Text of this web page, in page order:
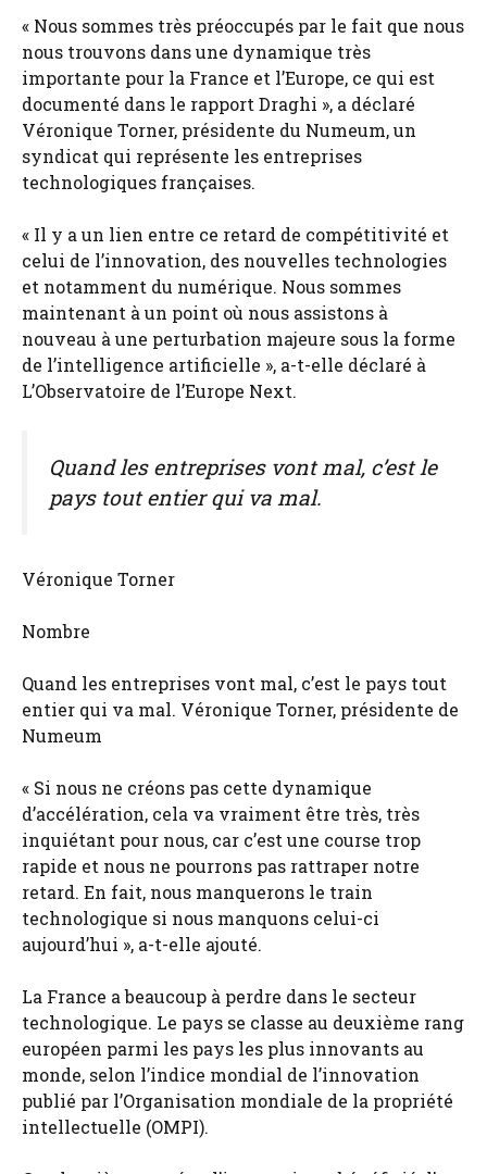
« Nous sommes très préoccupés par le fait que nous
nous trouvons dans une dynamique très
importante pour la France et l’Europe, ce qui est
documenté dans le rapport Draghi », a déclaré
Véronique Torner, présidente du Numeum, un
syndicat qui représente les entreprises
technologiques françaises.
« Il y a un lien entre ce retard de compétitivité et
celui de l’innovation, des nouvelles technologies
et notamment du numérique. Nous sommes
maintenant à un point où nous assistons à
nouveau à une perturbation majeure sous la forme
de l’intelligence artificielle », a-t-elle déclaré à
L’Observatoire de l’Europe Next.
Quand les entreprises vont mal, c’est le
pays tout entier qui va mal.
Véronique Torner
Nombre
Quand les entreprises vont mal, c’est le pays tout
entier qui va mal. Véronique Torner, présidente de
Numeum
« Si nous ne créons pas cette dynamique
d’accélération, cela va vraiment être très, très
inquiétant pour nous, car c’est une course trop
rapide et nous ne pourrons pas rattraper notre
retard. En fait, nous manquerons le train
technologique si nous manquons celui-ci
aujourd’hui », a-t-elle ajouté.
La France a beaucoup à perdre dans le secteur
technologique. Le pays se classe au deuxième rang
européen parmi les pays les plus innovants au
monde, selon l’indice mondial de l’innovation
publié par l’Organisation mondiale de la propriété
intellectuelle (OMPI).